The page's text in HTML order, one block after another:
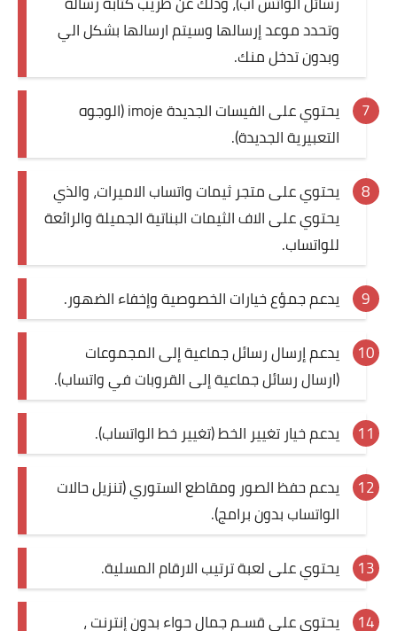
وتحدد موعد إرسالها وسيتم ارسالها بشكل الي
وبدون تدخل منك.
يحتوي على الفيسات الجديدة imoje (الوجوه
التعبيرية الجديدة).
يحتوي على متجر ثيمات واتساب الاميرات، والذي
يحتوي على الاف الثيمات البناتية الجميلة والرائعة
للواتساب.
يدعم جمؤع خيارات الخصوصية وإخفاء الضهور.
يدعم إرسال رسائل جماعية إلى المجموعات
(ارسال رسائل جماعية إلى القروبات في واتساب).
يدعم خيار تغيير الخط (تغيير خط الواتساب).
يدعم حفظ الصور ومقاطع الستوري (تنزيل حالات
الواتساب بدون برامج).
يحتوي على لعبة ترتيب الارقام المسلية.
يحتوي على قسـم جمال حواء بدون إنترنت ،